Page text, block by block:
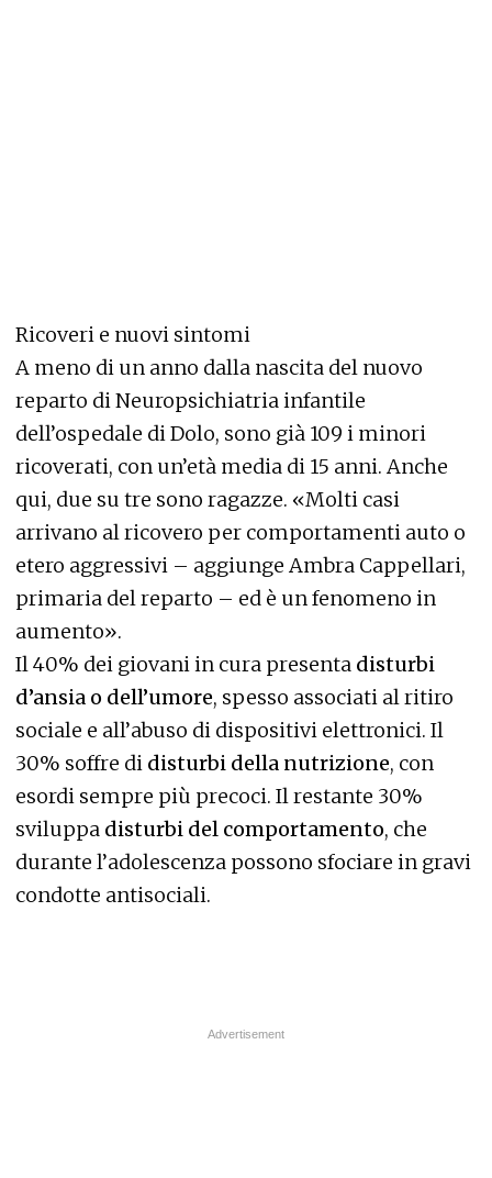
Ricoveri e nuovi sintomi
A meno di un anno dalla nascita del nuovo
reparto di Neuropsichiatria infantile
dell’ospedale di Dolo, sono già 109 i minori
ricoverati, con un’età media di 15 anni. Anche
qui, due su tre sono ragazze. «Molti casi
arrivano al ricovero per comportamenti auto o
etero aggressivi – aggiunge Ambra Cappellari,
primaria del reparto – ed è un fenomeno in
aumento».
Il 40% dei giovani in cura presenta disturbi
d’ansia o dell’umore, spesso associati al ritiro
sociale e all’abuso di dispositivi elettronici. Il
30% soffre di disturbi della nutrizione, con
esordi sempre più precoci. Il restante 30%
sviluppa disturbi del comportamento, che
durante l’adolescenza possono sfociare in gravi
condotte antisociali.